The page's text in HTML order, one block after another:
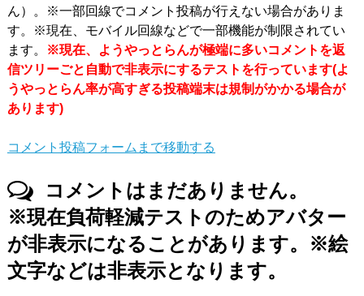
ん）。※一部回線でコメント投稿が行えない場合がありま
す。※現在、モバイル回線などで一部機能が制限されてい
ます。
※現在、ようやっとらんが極端に多いコメントを返
信ツリーごと自動で非表示にするテストを行っています(よ
うやっとらん率が高すぎる投稿端末は規制がかかる場合が
あります)
コメント投稿フォームまで移動する
コメントはまだありません。
※現在負荷軽減テストのためアバター
が非表示になることがあります。※絵
文字などは非表示となります。